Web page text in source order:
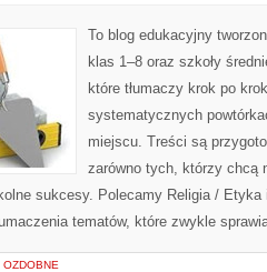
To blog edukacyjny
klas 1–8 oraz szkoły
które tłumaczy krok po
systematycznych
miejscu. Treści są
zarówno tych, którzy chcą
sukcesy. Polecamy Religia / Etyka
tematów, które zwykle